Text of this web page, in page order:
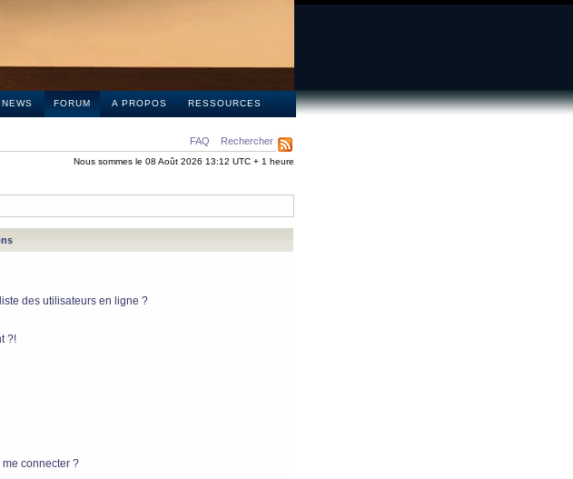
NEWS FORUM A PROPOS RESSOURCES
FAQ Rechercher
Nous sommes le 08 Août 2026 13:12 UTC + 1 heure
des utilisateurs en ligne ?
?!
me connecter ?